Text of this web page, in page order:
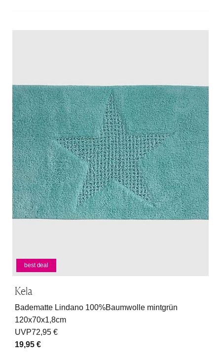
best deal
Kela
Badematte Lindano 100%Baumwolle mintgrün
120x70x1,8cm
UVP72,95 €
19,95 €